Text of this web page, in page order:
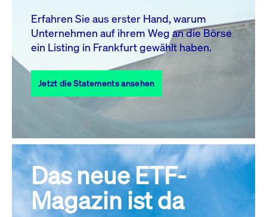
10 11 13 14
17
18 19 20 21 22
23
27 28
31
Alle Events
Erfahren Sie aus erster Hand, warum
Unternehmen auf ihrem Weg an die Börse
ein Listing in Frankfurt gewählt haben.
Jetzt die Statements ansehen
Das neue ETF-
Magazin ist da